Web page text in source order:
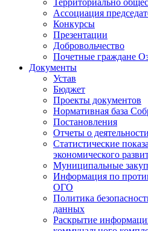
Территориально
Ассоциация
Конкурсы
Презентации
Добровольчество
Почетные граждане
Документы
Устав
Бюджет
Проекты документов
Нормативная база
Постановления
Отчеты о
Статистические
экономического
Муниципальные
Информация по
ОГО
Политика
данных
Раскрытие